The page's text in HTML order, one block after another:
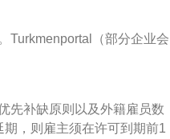
Turkmenportal（部分企业会
先补缺原则以及外籍雇员数
，则雇主须在许可到期前1